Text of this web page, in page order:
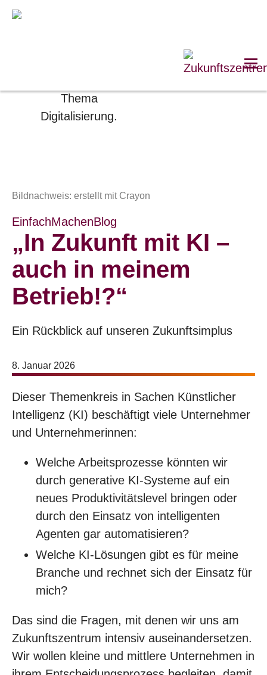
EinfachMachenBlog
„In Zukunft mit KI –
auch in meinem
Betrieb!?“
Ein Rückblick auf unseren Zukunftsimplus
Bildnachweis: erstellt mit Crayon
8. Januar 2026
Dieser Themenkreis in Sachen Künstlicher
Intelligenz (KI) beschäftigt viele Unternehmer
und Unternehmerinnen:
Welche Arbeitsprozesse könnten wir
durch generative KI-Systeme auf ein
neues Produktivitätslevel bringen oder
durch den Einsatz von intelligenten
Agenten gar automatisieren?
Welche KI-Lösungen gibt es für meine
Branche und rechnet sich der Einsatz für
mich?
Das sind die Fragen, mit denen wir uns am
Zukunftszentrum intensiv auseinandersetzen.
Wir wollen kleine und mittlere Unternehmen in